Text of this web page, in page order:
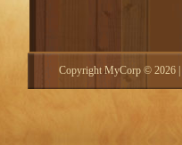
Copyright MyCorp © 2026